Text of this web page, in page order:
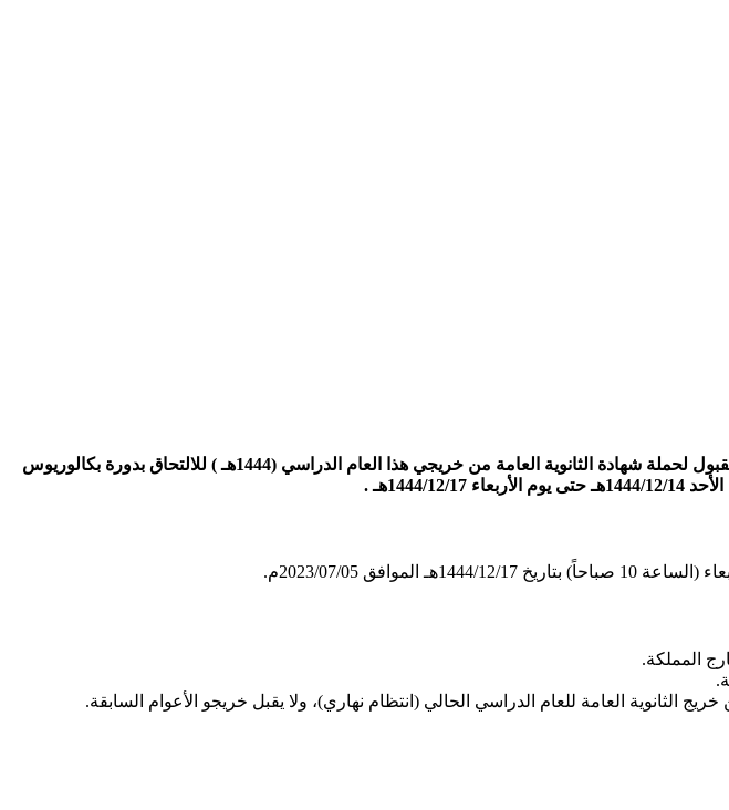
أعلنت الإدارة العامة للقبول المركزي بوكالة وزارة الداخلية للشؤون العسكرية في السعودية عن فتح باب القبول لحملة شهادة الثانوية العامة من خريجي هذا العام الدراسي (1444هـ ) للالتحاق بدورة بكالوريوس
المملكة.
العامة للعام الدراسي الحالي (انتظام نهاري)، ولا يقبل خريجو الأعوام السابقة.